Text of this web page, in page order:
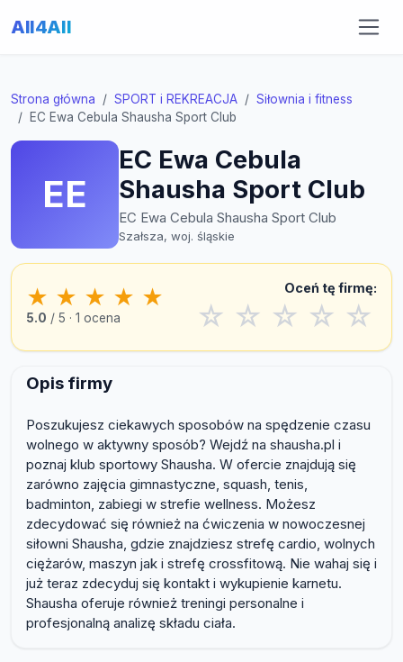
All4All
Strona główna SPORT i REKREACJA
Siłownia i fitness
EC Ewa Cebula Shausha Sport Club
EE
EC Ewa Cebula
Shausha Sport Club
EC Ewa Cebula Shausha Sport Club
Szałsza, woj. śląskie
★ ★ ★ ★ ★
5.0 / 5 · 1 ocena
Oceń tę firmę:
☆ ☆ ☆ ☆ ☆
Opis firmy
Poszukujesz ciekawych sposobów na spędzenie czasu
wolnego w aktywny sposób? Wejdź na shausha.pl i
poznaj klub sportowy Shausha. W ofercie znajdują się
zarówno zajęcia gimnastyczne, squash, tenis,
badminton, zabiegi w strefie wellness. Możesz
zdecydować się również na ćwiczenia w nowoczesnej
siłowni Shausha, gdzie znajdziesz strefę cardio, wolnych
ciężarów, maszyn jak i strefę crossfitową. Nie wahaj się i
już teraz zdecyduj się kontakt i wykupienie karnetu.
Shausha oferuje również treningi personalne i
profesjonalną analizę składu ciała.